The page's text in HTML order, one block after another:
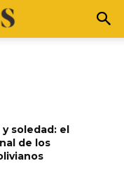
soledad: el
de los